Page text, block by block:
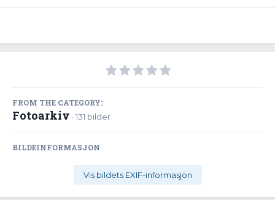
FROM THE CATEGORY:
Fotoarkiv · 131 bilder
BILDEINFORMASJON
Vis bildets EXIF-informasjon